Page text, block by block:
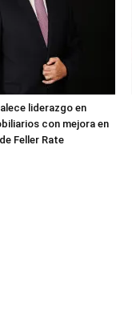
liderazgo en
con mejora en
Feller Rate